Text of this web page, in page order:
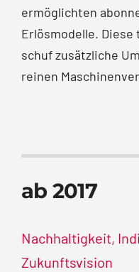
ermöglichten
Erlösmodelle.
schuf zusätzliche
reinen
ab 2017
Nachhaltigkeit,
Zukunftsvision